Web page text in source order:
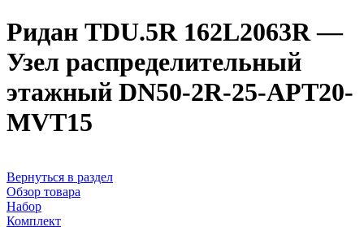
Ридан TDU.5R 162L2063R —
Узел распределительный
этажный DN50-2R-25-APT20-
MVT15
Вернуться в раздел
Обзор товара
Набор
Комплект